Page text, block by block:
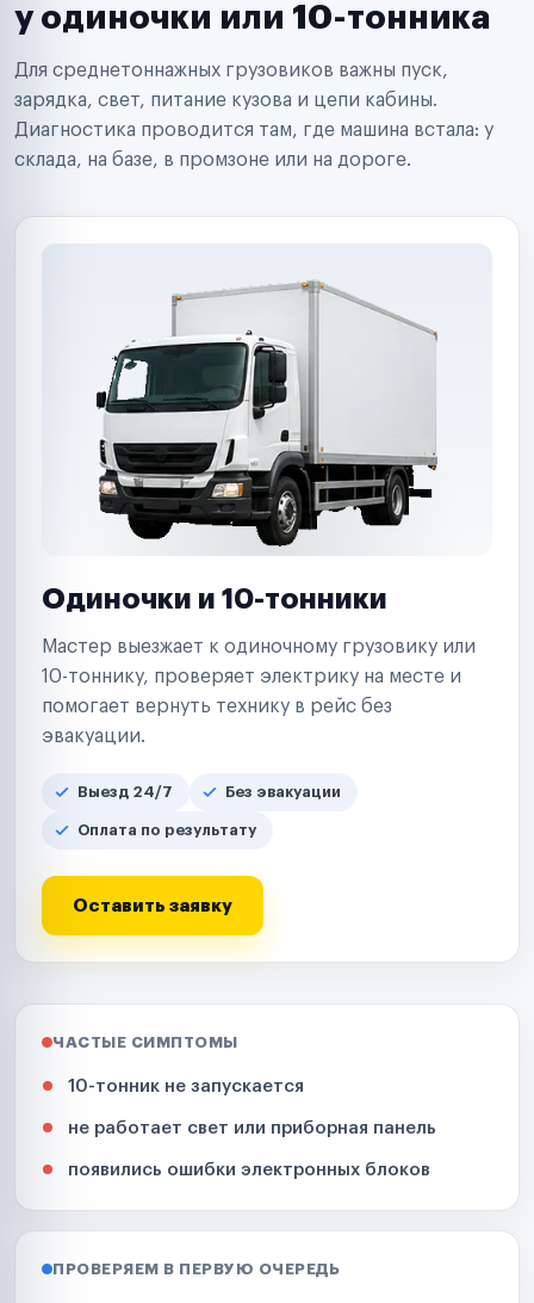
Поставщики запчастей
Аренда спецтехники
Ремонт спецтехники
Ритейл-сети
Управляющие компании
Страховые компании
у одиночки или 10-тонника
Для среднетоннажных грузовиков важны пуск,
зарядка, свет, питание кузова и цепи кабины.
Диагностика проводится там, где машина встала: у
склада, на базе, в промзоне или на дороге.
Одиночки и 10-тонники
Мастер выезжает к одиночному грузовику или
10-тоннику, проверяет электрику на месте и
помогает вернуть технику в рейс без
эвакуации.
Выезд 24/7 Без эвакуации
Оплата по результату
Оставить заявку
ЧАСТЫЕ СИМПТОМЫ
10-тонник не запускается
не работает свет или приборная панель
появились ошибки электронных блоков
ПРОВЕРЯЕМ В ПЕРВУЮ ОЧЕРЕДЬ